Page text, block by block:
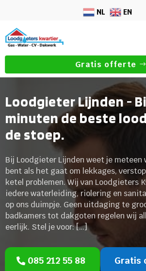
NL EN
Gratis offerte
Loodgieter Lijnden -
minuten de beste
de stoep.
Bij Loodgieter Lijnden weet je meteen
bent als het gaat om lekkages,
ketel problemen. Wij van Loodgieters
iedere waterleiding, riolering en
op ons duimpje. Geen uitdaging te
badkamers tot dakgoten regelen wij
eerlijk. Stel je voor: […]
085 212 55 88 Gratis